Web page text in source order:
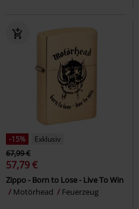
-15%
Exklusiv
67,99 €
57,79 €
Zippo - Born to Lose - Live To Win
Motörhead
Feuerzeug